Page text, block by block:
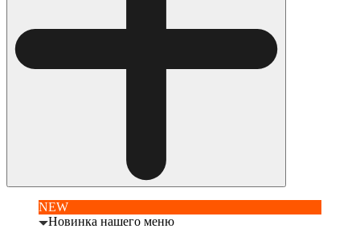
NEW
Новинка нашего меню